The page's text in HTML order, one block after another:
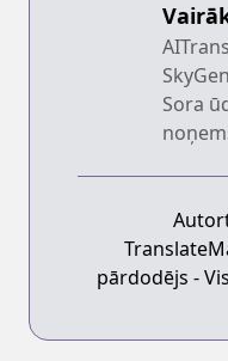
Sora
pārdodējs -